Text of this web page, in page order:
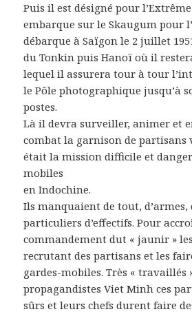
Puis il est désigné pour
embarque sur le Skaugum pour
débarque à Saïgon le 2 juillet
du Tonkin puis Hanoï où il
lequel il assurera tour à tour
le Pôle photographique jusqu’à
postes.
Là il devra surveiller, animer et
combat la garnison de partisans
était la mission difficile et
mobiles
en Indochine.
Ils manquaient de tout, d’armes,
particuliers d’effectifs. Pour
commandement dut « jaunir »
recrutant des partisans et les
gardes-mobiles. Très « travaillés
propagandistes Viet Minh ces
sûrs et leurs chefs durent faire